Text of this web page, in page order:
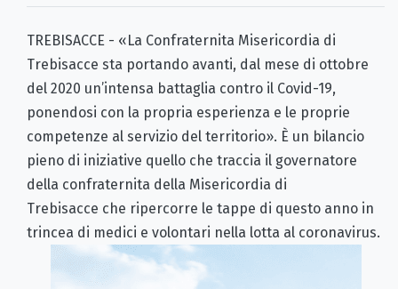
TREBISACCE - «La Confraternita Misericordia di
Trebisacce sta portando avanti, dal mese di ottobre
del 2020 un’intensa battaglia contro il Covid-19,
ponendosi con la propria esperienza e le proprie
competenze al servizio del territorio». È un bilancio
pieno di iniziative quello che traccia il governatore
della confraternita della Misericordia di
Trebisacce che ripercorre le tappe di questo anno in
trincea di medici e volontari nella lotta al coronavirus.